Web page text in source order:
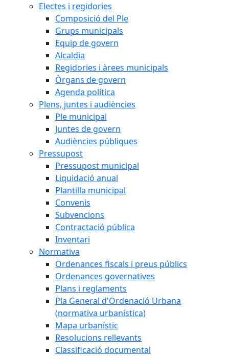
Electes i regidories
Composició del Ple
Grups municipals
Equip de govern
Alcaldia
Regidories i àrees municipals
Òrgans de govern
Agenda política
Plens, juntes i audiències
Ple municipal
Juntes de govern
Audiències públiques
Pressupost
Pressupost municipal
Liquidació anual
Plantilla municipal
Convenis
Subvencions
Contractació pública
Inventari
Normativa
Ordenances fiscals i preus públics
Ordenances governatives
Plans i reglaments
Pla General d'Ordenació Urbana
(normativa urbanística)
Mapa urbanístic
Resolucions rellevants
Classificació documental